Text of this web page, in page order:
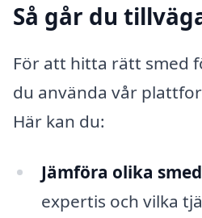
Så går du
För att hitta rätt smed
du använda vår
Här kan du:
Jämföra olika
expertis och vilka